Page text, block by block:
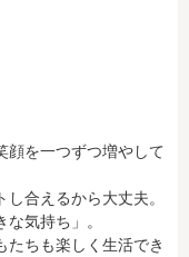
顔を一つずつ増やして
合えるから大丈夫。
気持ち」。
たちも楽しく生活でき
ッフ活躍中
法人
士として働